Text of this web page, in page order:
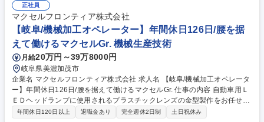
成および加工設備の操作 ■CAMオペレーター業務、金型製作業務全般 ■将
来的には金型の組立・仕上げ工程まで幅広く対応 ※岐阜事業所では150～
350tonクラスの非球面・厚肉レンズ成形や、自由曲面ミラーの金型製作な
ど、高度なモノづくりを経験できる環境です。 募集職種 【岐阜/金型製
作】マクセルGの安定基盤で一生モノの技術を/年間休日126日
正社員
マクセルフロンティア株式会社
【岐阜/機械加工オペレーター】年間休日126日/腰を据
えて働けるマクセルGr. 機械生産技術
月給20万円～39万8000円
岐阜県美濃加茂市
企業名 マクセルフロンティア株式会社 求人名 【岐阜/機械加工オペレータ
ー】年間休日126日/腰を据えて働けるマクセルGr. 仕事の内容 自動車用Ｌ
ＥＤヘッドランプに使用されるプラスチックレンズの金型製作をお任せ。
３ＤＣＡＤ／ＣＡＭを用いたデータ作成から設備操作まで、最高品質を支
年間休日120日以上 退職金あり 完全週休2日制 土日祝休み